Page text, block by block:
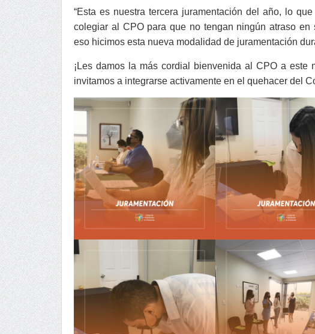
“Esta es nuestra tercera juramentación del año, lo
colegiar al CPO para que no tengan ningún atraso
eso hicimos esta nueva modalidad de juramentación
¡Les damos la más cordial bienvenida al CPO a
invitamos a integrarse activamente en el quehacer del